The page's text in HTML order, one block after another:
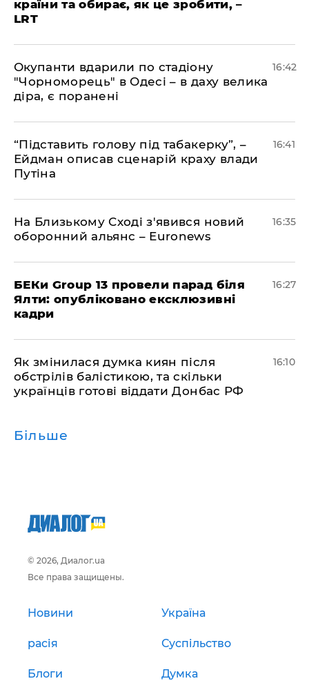
країни та обирає, як це зробити, –
LRT
​Окупанти вдарили по стадіону
"Чорноморець" в Одесі – в даху велика
діра, є поранені
16:42
​“Підставить голову під табакерку”, –
Ейдман описав сценарій краху влади
Путіна
16:41
На Близькому Сході з'явився новий
оборонний альянс – Euronews
16:35
БЕКи Group 13 провели парад біля
Ялти: опубліковано ексклюзивні
кадри
16:27
Як змінилася думка киян після
обстрілів балістикою, та скільки
українців готові віддати Донбас РФ
16:10
Більше
© 2026, Диалог.ua
Все права защищены.
Новини Україна
расія Суспільство
Блоги Думка